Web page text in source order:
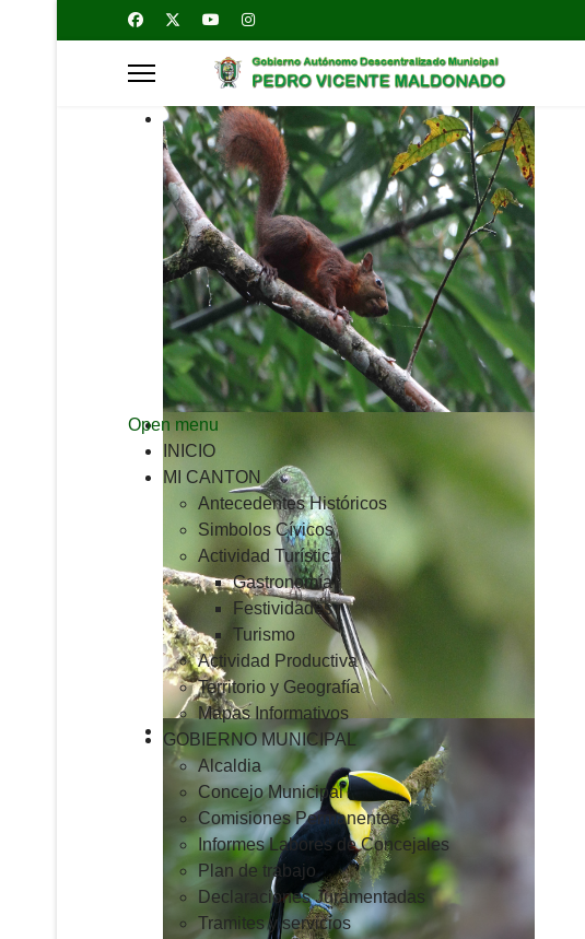
Open menu
INICIO
MI CANTON
Antecedentes Históricos
Simbolos Cívicos
Actividad Turística
Gastronomía
Festividades
Turismo
Actividad Productiva
Territorio y Geografía
Mapas Informativos
GOBIERNO MUNICIPAL
Alcaldia
Concejo Municipal
Comisiones Permanentes
Informes Labores de Concejales
Plan de trabajo
Declaraciones Juramentadas
Tramites y servicios